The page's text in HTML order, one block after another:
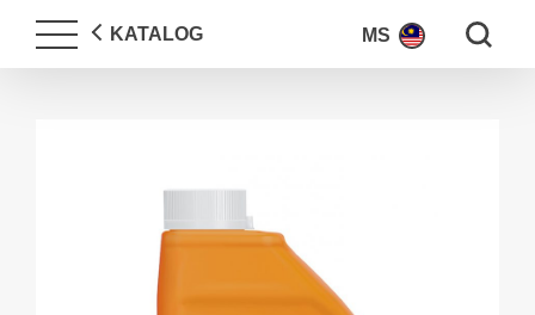
KATALOG MS Search